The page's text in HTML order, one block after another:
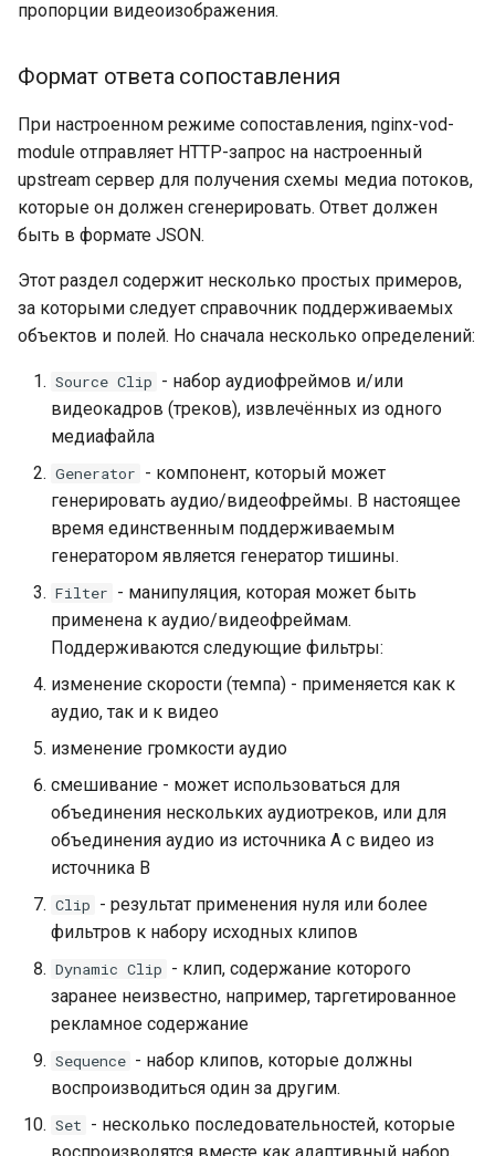
пропорции видеоизображения.
Формат ответа сопоставления
При настроенном режиме сопоставления, nginx-vod-
module отправляет HTTP-запрос на настроенный
upstream сервер для получения схемы медиа потоков,
которые он должен сгенерировать. Ответ должен
быть в формате JSON.
Этот раздел содержит несколько простых примеров,
за которыми следует справочник поддерживаемых
объектов и полей. Но сначала несколько определений:
Source Clip - набор аудиофреймов и/или
видеокадров (треков), извлечённых из одного
медиафайла
Generator - компонент, который может
генерировать аудио/видеофреймы. В настоящее
время единственным поддерживаемым
генератором является генератор тишины.
Filter - манипуляция, которая может быть
применена к аудио/видеофреймам.
Поддерживаются следующие фильтры:
изменение скорости (темпа) - применяется как к
аудио, так и к видео
изменение громкости аудио
смешивание - может использоваться для
объединения нескольких аудиотреков, или для
объединения аудио из источника A с видео из
источника B
Clip - результат применения нуля или более
фильтров к набору исходных клипов
Dynamic Clip - клип, содержание которого
заранее неизвестно, например, таргетированное
рекламное содержание
Sequence - набор клипов, которые должны
воспроизводиться один за другим.
Set - несколько последовательностей, которые